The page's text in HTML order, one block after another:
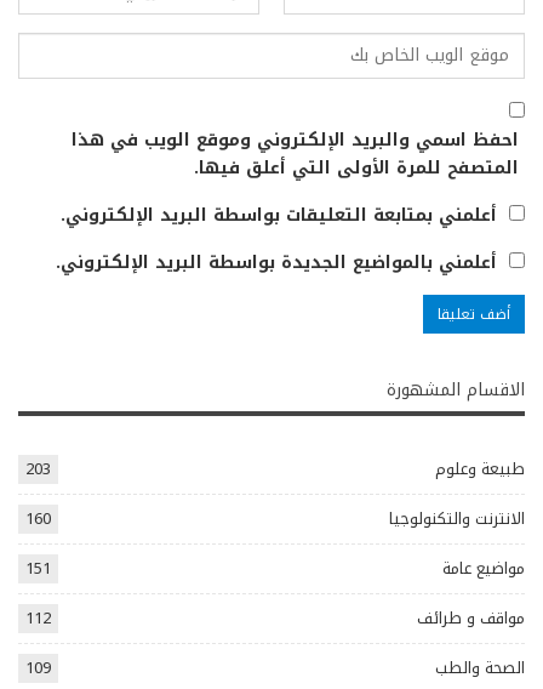
احفظ اسمي والبريد الإلكتروني وموقع الويب في هذا
المتصفح للمرة الأولى التي أعلق فيها.
أعلمني بمتابعة التعليقات بواسطة البريد الإلكتروني.
أعلمني بالمواضيع الجديدة بواسطة البريد الإلكتروني.
الاقسام المشهورة
طبيعة وعلوم
203
الانترنت والتكنولوجيا
160
مواضيع عامة
151
مواقف و طرائف
112
الصحة والطب
109